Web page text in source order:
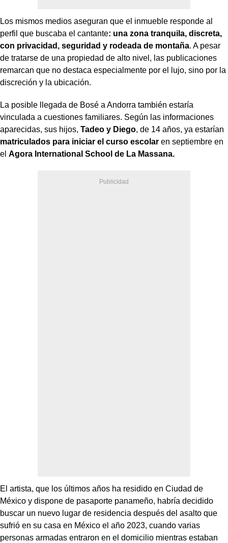
Los mismos medios aseguran que el inmueble responde al
perfil que buscaba el cantante: una zona tranquila, discreta,
con privacidad, seguridad y rodeada de montaña. A pesar
de tratarse de una propiedad de alto nivel, las publicaciones
remarcan que no destaca especialmente por el lujo, sino por la
discreción y la ubicación.
La posible llegada de Bosé a Andorra también estaría
vinculada a cuestiones familiares. Según las informaciones
aparecidas, sus hijos, Tadeo y Diego, de 14 años, ya estarían
matriculados para iniciar el curso escolar en septiembre en
el Agora International School de La Massana.
El artista, que los últimos años ha residido en Ciudad de
México y dispone de pasaporte panameño, habría decidido
buscar un nuevo lugar de residencia después del asalto que
sufrió en su casa en México el año 2023, cuando varias
personas armadas entraron en el domicilio mientras estaban